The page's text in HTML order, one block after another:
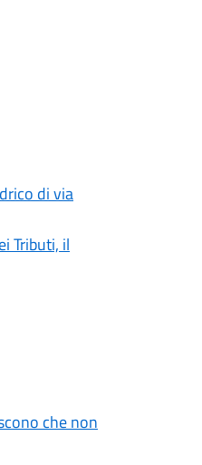
di via
Tributi, il
che non